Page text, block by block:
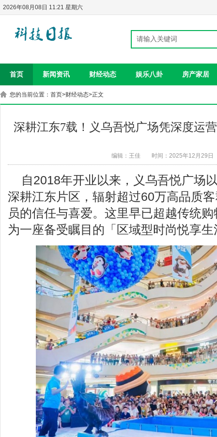
2026年08月08日 11:21 星期六
首页 新闻资讯 财经动态 娱乐八卦 房产家居
您的当前位置： 首页>财经动态>正文
深耕江东7载！义乌吾悦广场凭深度运
编辑：王佳 时间：2025年12月29日
自2018年开业以来，义乌吾悦广场
深耕江东片区，辐射超过60万高品质
员的信任与喜爱。这里早已超越传统
为一座备受瞩目的「区域型时尚悦享